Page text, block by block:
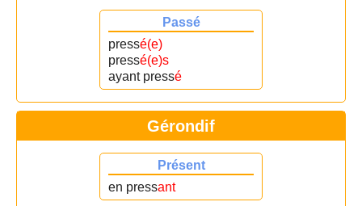
Passé
pressé(e)
pressé(e)s
ayant pressé
Gérondif
Présent
en pressant